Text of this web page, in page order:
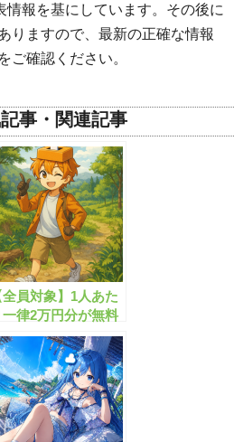
報を基にしています。その後に
りますので、最新の正確な情報
ご確認ください。
事・関連記事
全員対象】1人あた
一律2万円分が無料
布されます！